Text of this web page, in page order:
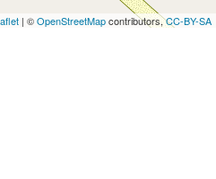
| ©OpenStreetMapcontributors,CC-BY-SA